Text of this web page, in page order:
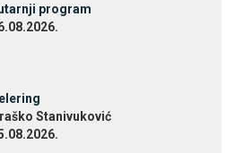
program
Stanivuković